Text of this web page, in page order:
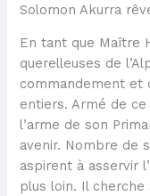
Solomon Akurra
En tant que Maître
querelleuses de
commandement et
entiers. Armé de ce
l’arme de son
avenir. Nombre de
aspirent à asservir
plus loin. Il